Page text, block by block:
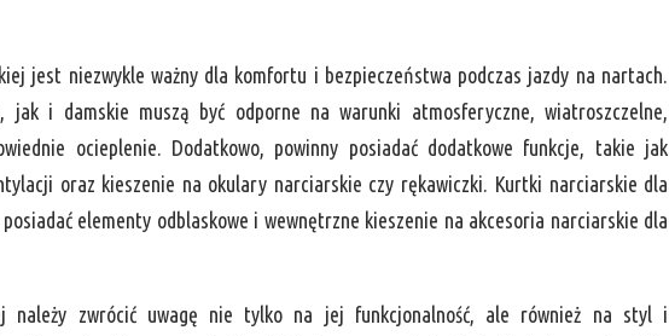
jest niezwykle ważny dla komfortu i bezpieczeństwa podczas jazdy na nartach.
jak i damskie muszą być odporne na warunki atmosferyczne, wiatroszczelne,
ocieplenie. Dodatkowo, powinny posiadać dodatkowe funkcje, takie jak
oraz kieszenie na okulary narciarskie czy rękawiczki. Kurtki narciarskie dla
elementy odblaskowe i wewnętrzne kieszenie na akcesoria narciarskie dla
należy zwrócić uwagę nie tylko na jej funkcjonalność, ale również na styl i